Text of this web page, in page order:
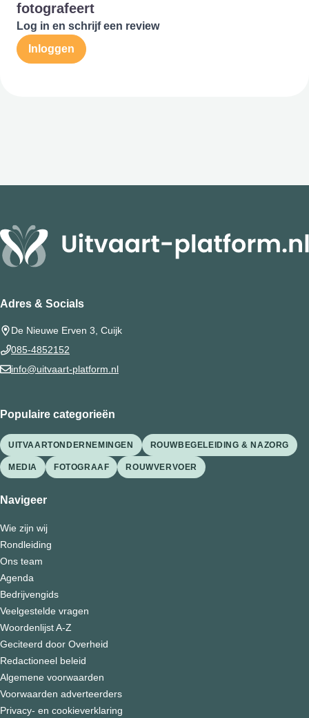
fotografeert
Log in en schrijf een review
Inloggen
Adres & Socials
De Nieuwe Erven 3, Cuijk
085-4852152
info@uitvaart-platform.nl
Populaire categorieën
UITVAARTONDERNEMINGEN ROUWBEGELEIDING & NAZORG
MEDIA FOTOGRAAF ROUWVERVOER
Navigeer
Wie zijn wij
Rondleiding
Ons team
Agenda
Bedrijvengids
Veelgestelde vragen
Woordenlijst A-Z
Geciteerd door Overheid
Redactioneel beleid
Algemene voorwaarden
Voorwaarden adverteerders
Privacy- en cookieverklaring